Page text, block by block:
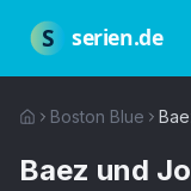
S serien.de
Boston Blue
Baez und